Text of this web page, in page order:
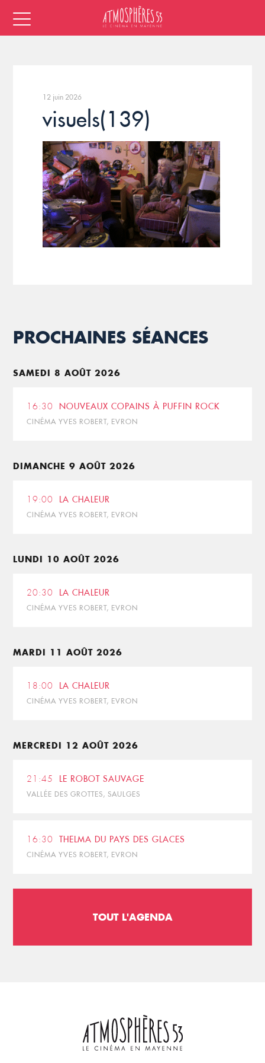
12 juin 2026
visuels(139)
PROCHAINES SÉANCES
SAMEDI 8 AOÛT 2026
16:30 NOUVEAUX COPAINS À PUFFIN ROCK
CINÉMA YVES ROBERT, EVRON
DIMANCHE 9 AOÛT 2026
19:00 LA CHALEUR
CINÉMA YVES ROBERT, EVRON
LUNDI 10 AOÛT 2026
20:30 LA CHALEUR
CINÉMA YVES ROBERT, EVRON
MARDI 11 AOÛT 2026
18:00 LA CHALEUR
CINÉMA YVES ROBERT, EVRON
MERCREDI 12 AOÛT 2026
21:45 LE ROBOT SAUVAGE
VALLÉE DES GROTTES, SAULGES
16:30 THELMA DU PAYS DES GLACES
CINÉMA YVES ROBERT, EVRON
TOUT L'AGENDA